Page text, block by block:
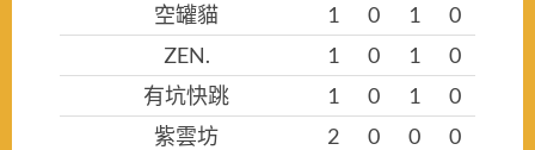
空罐貓
1 0 1
0
ZEN.
1 0 1
0
有坑快跳
1 0 1
0
紫雲坊
2 0 0
0